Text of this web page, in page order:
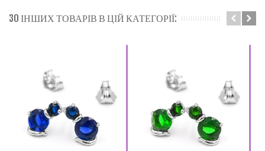
30 ІНШИХ ТОВАРІВ В ЦІЙ КАТЕГОРІЇ: